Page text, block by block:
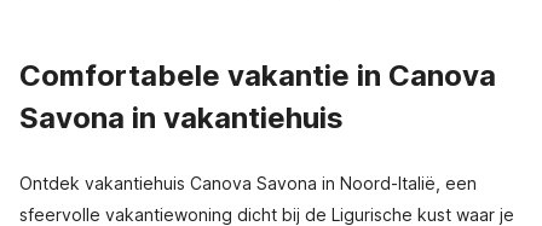
Comfortabele vakantie in Canova
Savona in vakantiehuis
Ontdek vakantiehuis Canova Savona in Noord-Italië, een
sfeervolle vakantiewoning dicht bij de Ligurische kust waar je